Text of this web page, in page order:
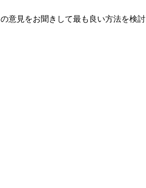
意見をお聞きして最も良い方法を検討